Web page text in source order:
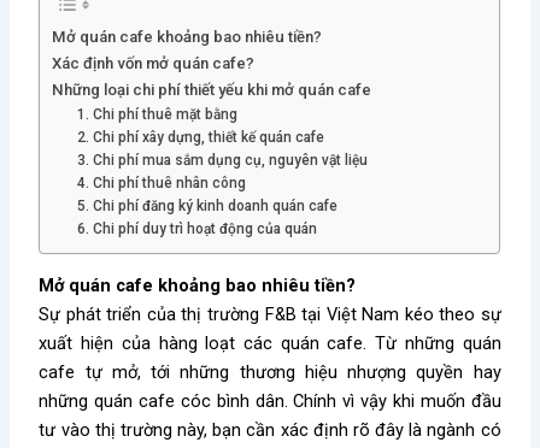
Mở quán cafe khoảng bao nhiêu tiền?
Xác định vốn mở quán cafe?
Những loại chi phí thiết yếu khi mở quán cafe
1. Chi phí thuê mặt bằng
2. Chi phí xây dựng, thiết kế quán cafe
3. Chi phí mua sắm dụng cụ, nguyên vật liệu
4. Chi phí thuê nhân công
5. Chi phí đăng ký kinh doanh quán cafe
6. Chi phí duy trì hoạt động của quán
Mở quán cafe khoảng bao nhiêu tiền?
Sự phát triển của thị trường F&B tại Việt Nam kéo theo sự
xuất hiện của hàng loạt các quán cafe. Từ những quán
cafe tự mở, tới những thương hiệu nhượng quyền hay
những quán cafe cóc bình dân. Chính vì vậy khi muốn đầu
tư vào thị trường này, bạn cần xác định rõ đây là ngành có